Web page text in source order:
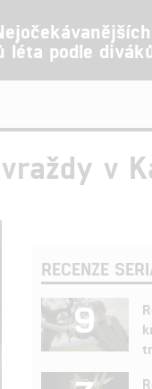
léta podle
v
RECENZE
9